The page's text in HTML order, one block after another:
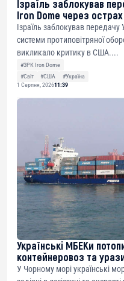
Ізраїль заблокував
Iron Dome через
Ізраїль заблокував
системи протиповітряної
викликало критику в США....
#ЗРК Iron Dome
#Світ
#США
#Україна
1 Серпня, 202611:39
Українські МБЕКи
контейнеровоз та
У Чорному морі українські